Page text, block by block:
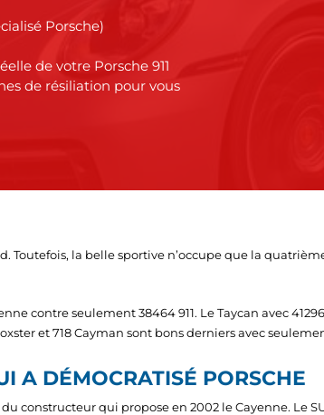
Porsche)
de votre Porsche 911
de résiliation pour vous
la belle sportive n’occupe que la
contre seulement 38464 911. Le Taycan avec
et 718 Cayman sont bons derniers avec
A DÉMOCRATISÉ PORSCHE
constructeur qui propose en 2002 le Cayenne. Le